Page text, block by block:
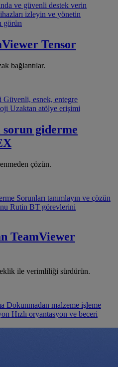
ve güvenli destek verin
izleyin ve yönetin
görün
Tensor
bağlantılar.
Güvenli, esnek, entegre
Uzaktan atölye erişimi
sorun giderme
çözün.
Sorunları tanımlayın ve çözün
Rutin BT görevlerini
TeamViewer
ile verimliliği sürdürün.
Dokunmadan malzeme işleme
Hızlı oryantasyon ve beceri